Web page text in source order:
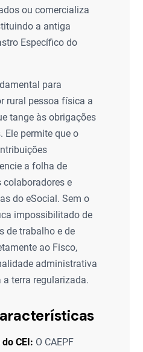
ou comercializa
a antiga
Específico do
para
rural pessoa física a
tange às obrigações
Ele permite que o
a folha de
colaboradores e
do eSocial. Sem o
impossibilitado de
de trabalho e de
ao Fisco,
administrativa
terra regularizada.
CEI: O CAEPF